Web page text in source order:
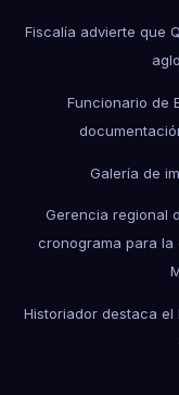
Fiscalía advierte que
Funcionario de
Galería de
Gerencia regional
cronograma para la
Historiador destaca